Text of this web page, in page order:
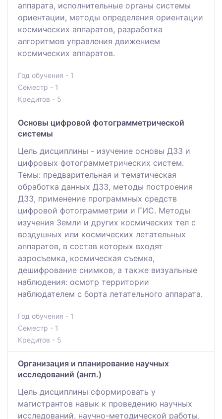
аппарата, исполнительные органы системы
ориентации, методы определения ориентации
космических аппаратов, разработка
алгоритмов управления движением
космических аппаратов.
Год обучения - 1
Семестр - 1
Кредитов - 5
Основы цифровой фотограмметрической
системы
Цель дисциплины - изучение основы ДЗЗ и
цифровых фотограмметрических систем.
Темы: предварительная и тематическая
обработка данных ДЗЗ, методы построения
ДЗЗ, применение программных средств
цифровой фотограмметрии и ГИС. Методы
изучения Земли и других космических тел с
воздушных или космических летательных
аппаратов, в состав которых входят
аэросъемка, космическая съемка,
дешифрование снимков, а также визуальные
наблюдения: осмотр территории
наблюдателем с борта летательного аппарата.
Год обучения - 1
Семестр - 1
Кредитов - 5
Организация и планирование научных
исследований (англ.)
Цель дисциплины сформировать у
магистрантов навык к проведению научных
исследований, научно-методической работы,